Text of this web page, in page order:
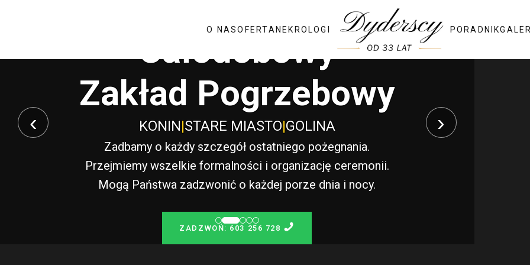
O NASOFERTANEKROLOGI PORADNIK
Całodobowy
Zakład Pogrzebowy
KONIN|STARE MIASTO|GOLINA
Zadbamy o każdy szczegół ostatniego pożegnania.
Przejmiemy wszelkie formalności i organizację ceremonii.
Mogą Państwa zadzwonić o każdej porze dnia i nocy.
ZADZWOŃ: 603 256 728
‹ ›